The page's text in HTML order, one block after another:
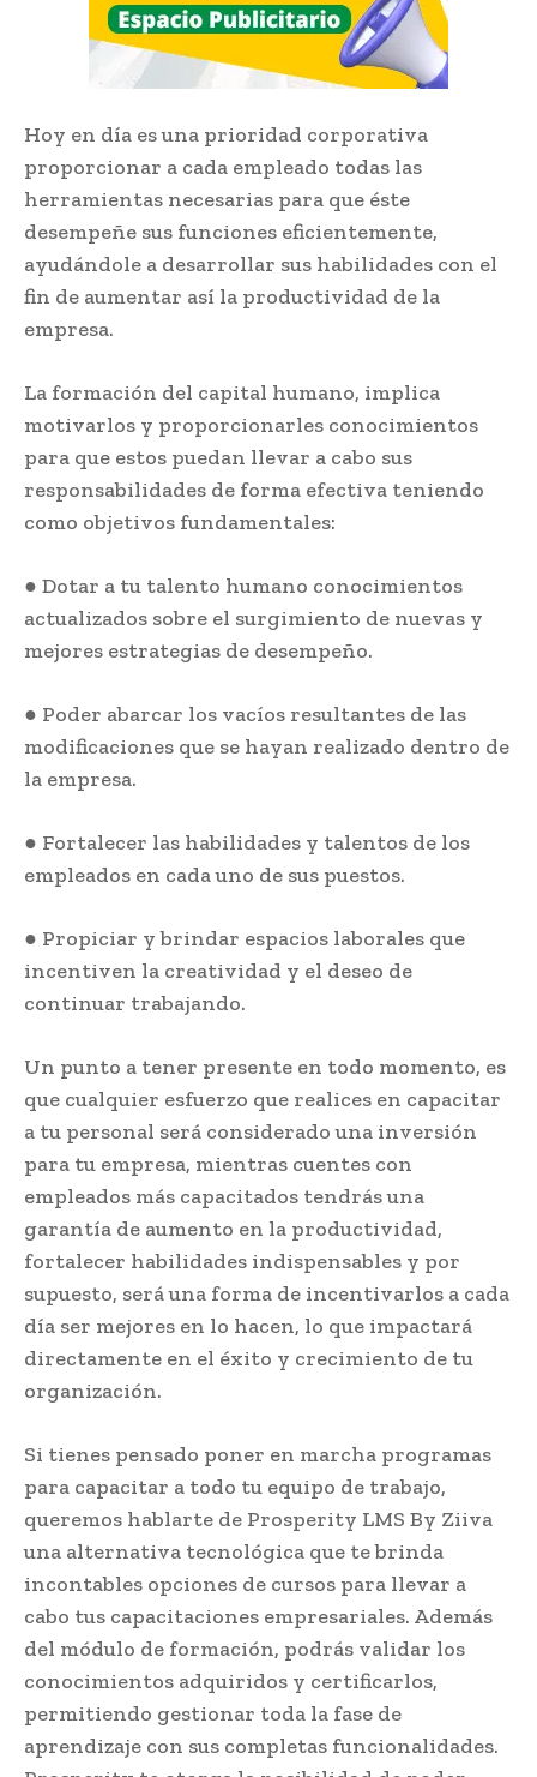
Hoy en día es una prioridad corporativa
proporcionar a cada empleado todas las
herramientas necesarias para que éste
desempeñe sus funciones eficientemente,
ayudándole a desarrollar sus habilidades con el
fin de aumentar así la productividad de la
empresa.
La formación del capital humano, implica
motivarlos y proporcionarles conocimientos
para que estos puedan llevar a cabo sus
responsabilidades de forma efectiva teniendo
como objetivos fundamentales:
● Dotar a tu talento humano conocimientos
actualizados sobre el surgimiento de nuevas y
mejores estrategias de desempeño.
● Poder abarcar los vacíos resultantes de las
modificaciones que se hayan realizado dentro de
la empresa.
● Fortalecer las habilidades y talentos de los
empleados en cada uno de sus puestos.
● Propiciar y brindar espacios laborales que
incentiven la creatividad y el deseo de
continuar trabajando.
Un punto a tener presente en todo momento, es
que cualquier esfuerzo que realices en capacitar
a tu personal será considerado una inversión
para tu empresa, mientras cuentes con
empleados más capacitados tendrás una
garantía de aumento en la productividad,
fortalecer habilidades indispensables y por
supuesto, será una forma de incentivarlos a cada
día ser mejores en lo hacen, lo que impactará
directamente en el éxito y crecimiento de tu
organización.
Si tienes pensado poner en marcha programas
para capacitar a todo tu equipo de trabajo,
queremos hablarte de Prosperity LMS By Ziiva
una alternativa tecnológica que te brinda
incontables opciones de cursos para llevar a
cabo tus capacitaciones empresariales. Además
del módulo de formación, podrás validar los
conocimientos adquiridos y certificarlos,
permitiendo gestionar toda la fase de
aprendizaje con sus completas funcionalidades.